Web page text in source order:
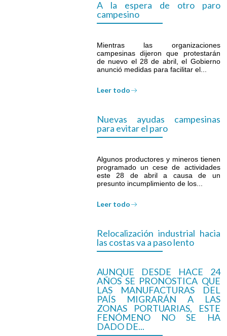
A la espera de otro paro
campesino
Mientras las organizaciones
campesinas dijeron que protestarán
de nuevo el 28 de abril, el Gobierno
anunció medidas para facilitar el...
Leer todo
Nuevas ayudas campesinas
para evitar el paro
Algunos productores y mineros tienen
programado un cese de actividades
este 28 de abril a causa de un
presunto incumplimiento de los...
Leer todo
Relocalización industrial hacia
las costas va a paso lento
AUNQUE DESDE HACE 24
AÑOS SE PRONOSTICA QUE
LAS MANUFACTURAS DEL
PAÍS MIGRARÁN A LAS
ZONAS PORTUARIAS, ESTE
FENÓMENO NO SE HA
DADO DE...